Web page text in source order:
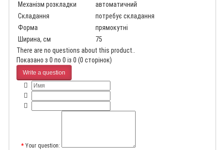
Механізм розкладки
автоматичний
Складання
потребує складання
Форма
прямокутні
Ширина, см
75
There are no questions about this product..
Показано з 0 по 0 із 0 (0 сторінок)
Write a question
Your question: